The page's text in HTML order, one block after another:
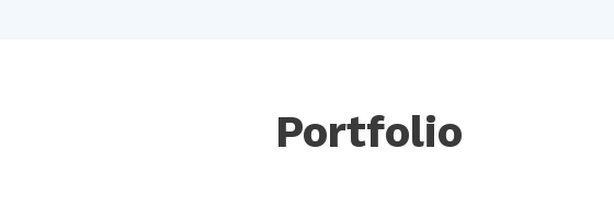
Portfolio